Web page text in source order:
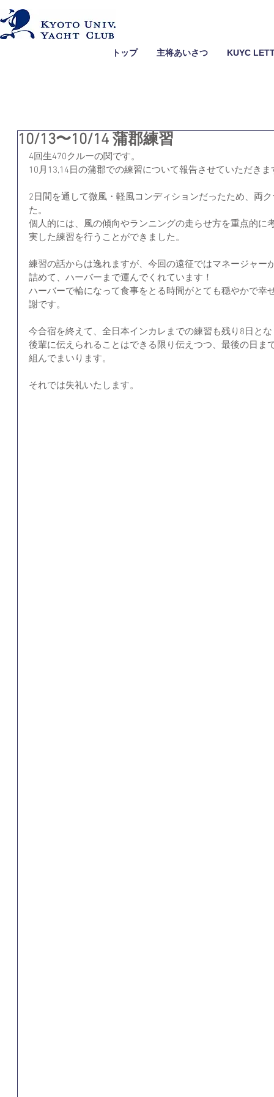
トップ 主将あいさつ KUYC
10/13〜10/14 蒲郡練習
4回生470クルーの関です。
10月13,14日の蒲郡での練習について報告させていただきま
2日間を通して微風・軽風コンディションだったため、両
た。
個人的には、風の傾向やランニングの走らせ方を重点的に
実した練習を行うことができました。
練習の話からは逸れますが、今回の遠征ではマネージャー
詰めて、ハーバーまで運んでくれています！
ハーバーで輪になって食事をとる時間がとても穏やかで幸
謝です。
今合宿を終えて、全日本インカレまでの練習も残り8日と
後輩に伝えられることはできる限り伝えつつ、最後の日ま
組んでまいります。
それでは失礼いたします。